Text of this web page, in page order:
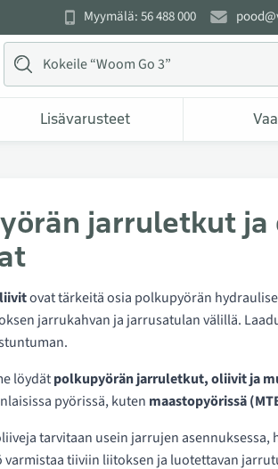
Myymälä: 56 488 000
Lisävarusteet
jarruletkut
ovat tärkeitä osia polkupyörän
jarrukahvan ja jarrusatulan välillä.
löydätpolkupyörän jarruletkut, oliivit ja
pyörissä, kuten maastopyörissä
tarvitaan usein jarrujen
varmistaa tiiviin liitoksen ja luotettavan